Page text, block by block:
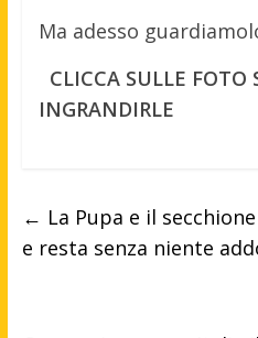
Ma adesso
CLICCA SULLE FOTO
INGRANDIRLE
← La Pupa e il
e resta senza niente